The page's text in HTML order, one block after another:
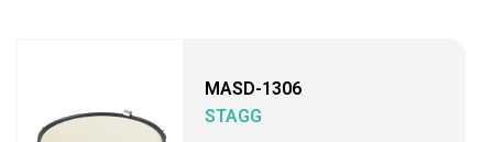
MASD-1306
STAGG